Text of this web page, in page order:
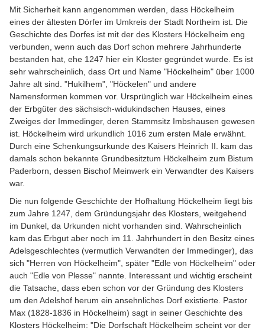
Mit Sicherheit kann angenommen werden, dass Höckelheim
eines der ältesten Dörfer im Umkreis der Stadt Northeim ist. Die
Geschichte des Dorfes ist mit der des Klosters Höckelheim eng
verbunden, wenn auch das Dorf schon mehrere Jahrhunderte
bestanden hat, ehe 1247 hier ein Kloster gegründet wurde. Es ist
sehr wahrscheinlich, dass Ort und Name "Höckelheim" über 1000
Jahre alt sind. "Hukilhem", "Höckelen" und andere
Namensformen kommen vor. Ursprünglich war Höckelheim eines
der Erbgüter des sächsisch-widukindschen Hauses, eines
Zweiges der Immedinger, deren Stammsitz Imbshausen gewesen
ist. Höckelheim wird urkundlich 1016 zum ersten Male erwähnt.
Durch eine Schenkungsurkunde des Kaisers Heinrich II. kam das
damals schon bekannte Grundbesitztum Höckelheim zum Bistum
Paderborn, dessen Bischof Meinwerk ein Verwandter des Kaisers
war.
Die nun folgende Geschichte der Hofhaltung Höckelheim liegt bis
zum Jahre 1247, dem Gründungsjahr des Klosters, weitgehend
im Dunkel, da Urkunden nicht vorhanden sind. Wahrscheinlich
kam das Erbgut aber noch im 11. Jahrhundert in den Besitz eines
Adelsgeschlechtes (vermutlich Verwandten der Immedinger), das
sich "Herren von Höckelheim", später "Edle von Höckelheim" oder
auch "Edle von Plesse" nannte. Interessant und wichtig erscheint
die Tatsache, dass eben schon vor der Gründung des Klosters
um den Adelshof herum ein ansehnliches Dorf existierte. Pastor
Max (1828-1836 in Höckelheim) sagt in seiner Geschichte des
Klosters Höckelheim: "Die Dorfschaft Höckelheim scheint vor der